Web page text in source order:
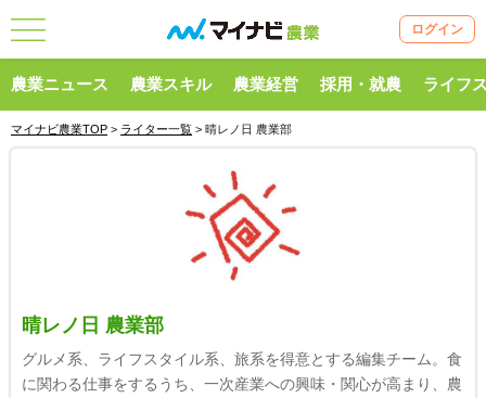
ログイン
農業ニュース 農業スキル 農業経営 採用・就農 ライフ
マイナビ農業TOP > ライター一覧 > 晴レノ日 農業部
晴レノ日 農業部
グルメ系、ライフスタイル系、旅系を得意とする編集チーム。食
に関わる仕事をするうち、一次産業への興味・関心が高まり、農